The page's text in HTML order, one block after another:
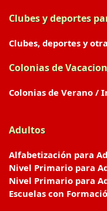
Clubes y deportes
Clubes, deportes y
Colonias de
Colonias de Verano /
Adultos
Alfabetización para
Nivel Primario para
Nivel Primario para
Escuelas con